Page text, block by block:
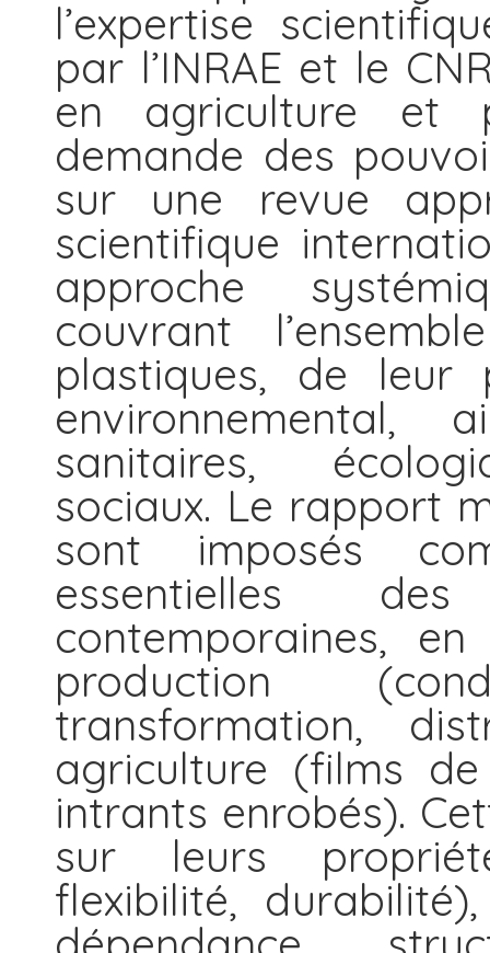
l’expertise
par l’INRAE et le
en agriculture et
demande des
sur une revue
scientifique
approche
couvrant
plastiques, de leur
sanitaires,
sociaux. Le rapport
sont imposés
essentielles
contemporaines,
production
transformation,
agriculture (films
intrants enrobés).
sur leurs
flexibilité,